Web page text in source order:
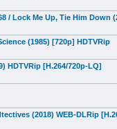
/ Lock Me Up, Tie Him Down
(1985) [720p] HDTVRip
HDTVRip [H.264/720p-LQ]
(2018) WEB-DLRip